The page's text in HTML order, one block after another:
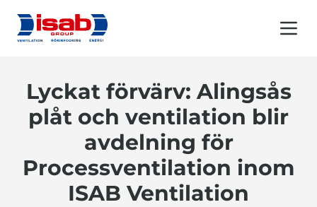
Lyckat förvärv: Alingsås
plåt och ventilation blir
avdelning för
Processventilation inom
ISAB Ventilation